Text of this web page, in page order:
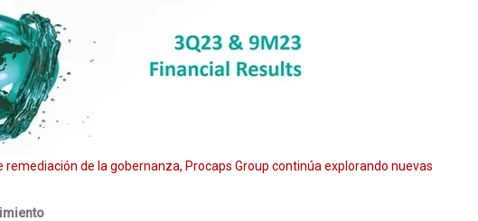
remediación de la gobernanza, Procaps Group continúa explorando nuevas